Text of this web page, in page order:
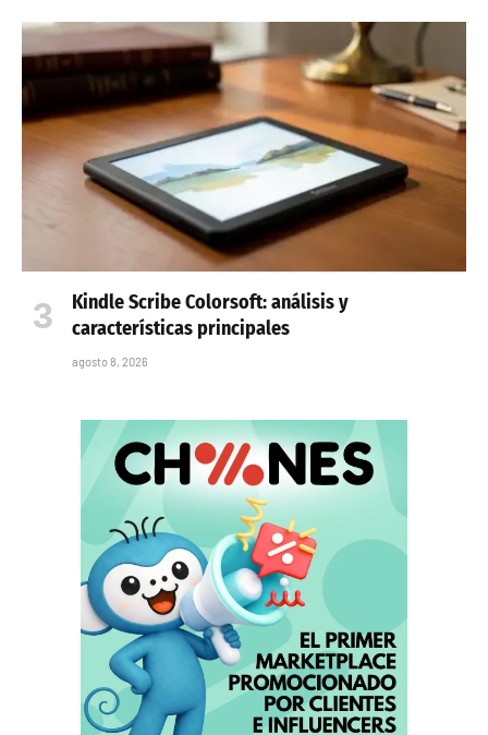
Kindle Scribe Colorsoft: análisis y
características principales
agosto 8, 2026